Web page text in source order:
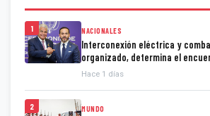
1 NACIONALES
Interconexión eléctrica y
organizado, determina el
Espriella
Hace 1 días
2 MUNDO